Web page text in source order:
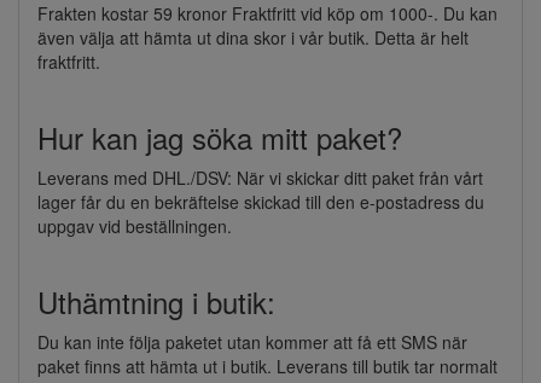
Frakten kostar 59 kronor Fraktfritt vid köp om 1000-. Du kan
även välja att hämta ut dina skor i vår butik. Detta är helt
fraktfritt.
Hur kan jag söka mitt paket?
Leverans med DHL./DSV: När vi skickar ditt paket från vårt
lager får du en bekräftelse skickad till den e-postadress du
uppgav vid beställningen.
Uthämtning i butik:
Du kan inte följa paketet utan kommer att få ett SMS när
paket finns att hämta ut i butik. Leverans till butik tar normalt